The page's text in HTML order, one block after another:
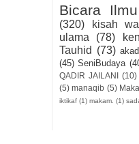
Bicara Ilmu
(320)
kisah
ulama
(78)
Tauhid (73)
(45) SeniBudaya
QADIR JAILANI
(10)
(5) manaqib (5)
iktikaf (1) makam. (1)